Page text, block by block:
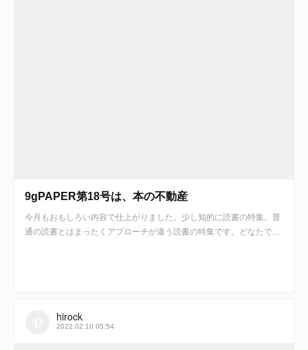
9gPAPER第18号は、本の不動産
今月もおもしろい内容で仕上がりました。少し知的に読書の特集。普
通の読書とはまったくアプローチが違う読書の特集です。どなたで…
2022.02.10 05:54
hirock